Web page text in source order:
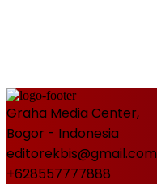
Graha Media Center,
Bogor - Indonesia
editorekbis@gmail.com
+628557777888